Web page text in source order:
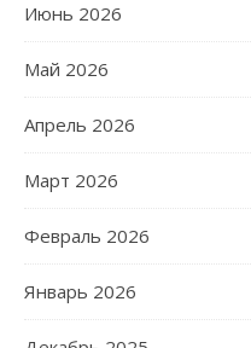
Июнь 2026
Май 2026
Апрель 2026
Март 2026
Февраль 2026
Январь 2026